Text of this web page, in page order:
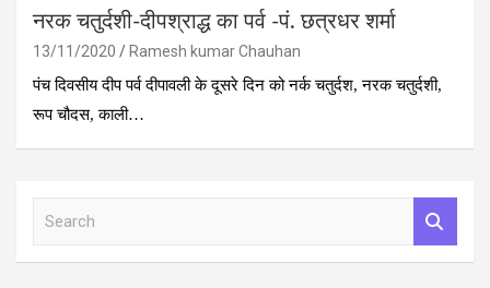
नरक चतुर्दशी-दीपश्राद्ध का पर्व -पं. छत्रधर शर्मा
13/11/2020
Ramesh kumar Chauhan
पंच दिवसीय दीप पर्व दीपावली के दूसरे दिन को नर्क चतुर्दश, नरक चतुर्दशी,
रूप चौदस, काली…